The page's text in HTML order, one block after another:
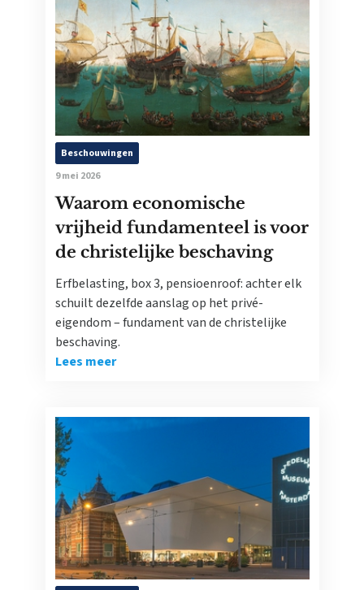
Beschouwingen
9 mei 2026
Waarom economische
vrijheid fundamenteel is voor
de christelijke beschaving
Erfbelasting, box 3, pensioenroof: achter elk
schuilt dezelfde aanslag op het privé-
eigendom – fundament van de christelijke
beschaving.
Lees meer